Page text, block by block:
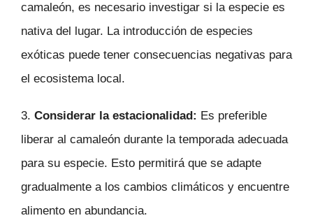
camaleón, es necesario investigar si la especie es
nativa del lugar. La introducción de especies
exóticas puede tener consecuencias negativas para
el ecosistema local.
3. Considerar la estacionalidad: Es preferible
liberar al camaleón durante la temporada adecuada
para su especie. Esto permitirá que se adapte
gradualmente a los cambios climáticos y encuentre
alimento en abundancia.